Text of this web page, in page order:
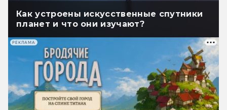
Как устроены искусственные спутники
планет и что они изучают?
РЕКЛАМА